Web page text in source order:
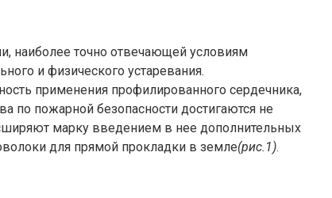
наиболее точно отвечающей условиям
и физического устаревания.
применения профилированного сердечника,
по пожарной безопасности достигаются не
марку введением в нее дополнительных
для прямой прокладки в земле(рис.1).